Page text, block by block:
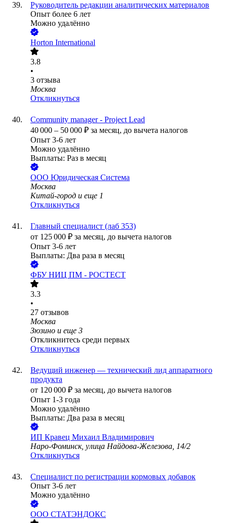
Руководитель редакции аналитических материалов
Опыт более 6 лет
Можно удалённо
Horton International
3.8
•
3 отзыва
Москва
Откликнуться
Community manager - Project Lead
40 000 – 50 000 ₽ за месяц, до вычета налогов
Опыт 3-6 лет
Можно удалённо
Выплаты: Раз в месяц
ООО Юридическая Система
Москва
Китай-город и еще 1
Откликнуться
Главный специалист (лаб 353)
от 125 000 ₽ за месяц, до вычета налогов
Опыт 3-6 лет
Выплаты: Два раза в месяц
ФБУ НИЦ ПМ - РОСТЕСТ
3.3
•
27 отзывов
Москва
Зюзино и еще 3
Откликнитесь среди первых
Откликнуться
Ведущий инженер — технический лид аппаратного
продукта
от 120 000 ₽ за месяц, до вычета налогов
Опыт 1-3 года
Можно удалённо
Выплаты: Два раза в месяц
ИП Кравец Михаил Владимирович
Наро-Фоминск, улица Найдова-Железова, 14/2
Откликнуться
Специалист по регистрации кормовых добавок
Опыт 3-6 лет
Можно удалённо
ООО СТАТЭНДОКС